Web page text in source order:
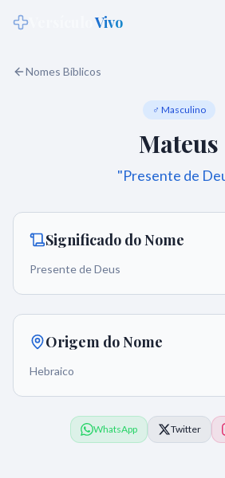
Vivo
Nomes Bíblicos
♂ Masculino
Mateus
"Presente de
Significado do Nome
Presente de Deus
Origem do Nome
Hebraico
WhatsApp Twitter